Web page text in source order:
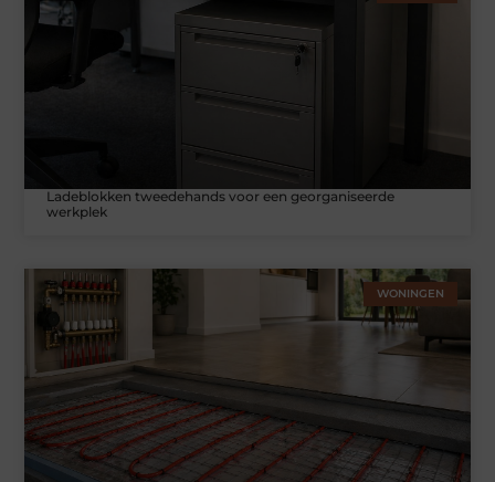
Ladeblokken tweedehands voor een georganiseerde
werkplek
WONINGEN